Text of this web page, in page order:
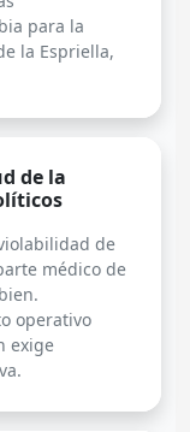
para la
la Espriella,
de la
de
médico de
operativo
exige